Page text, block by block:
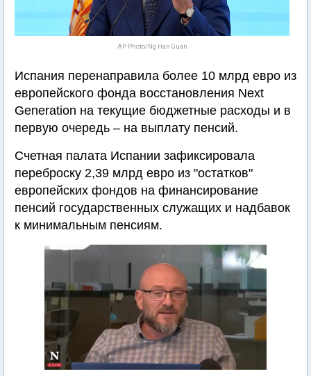
AP Photo/Ng Han Guan
Испания перенаправила более 10 млрд евро из
европейского фонда восстановления Next
Generation на текущие бюджетные расходы и в
первую очередь – на выплату пенсий.
Счетная палата Испании зафиксировала
переброску 2,39 млрд евро из "остатков"
европейских фондов на финансирование
пенсий государственных служащих и надбавок
к минимальным пенсиям.